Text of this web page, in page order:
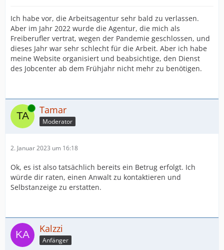
Ich habe vor, die Arbeitsagentur sehr bald zu verlassen.
Aber im Jahr 2022 wurde die Agentur, die mich als
Freiberufler vertrat, wegen der Pandemie geschlossen, und
dieses Jahr war sehr schlecht für die Arbeit. Aber ich habe
meine Website organisiert und beabsichtige, den Dienst
des Jobcenter ab dem Frühjahr nicht mehr zu benötigen.
Online Tamar
Moderator
2. Januar 2023 um 16:18
Ok, es ist also tatsächlich bereits ein Betrug erfolgt. Ich
würde dir raten, einen Anwalt zu kontaktieren und
Selbstanzeige zu erstatten.
Kalzzi
Anfänger